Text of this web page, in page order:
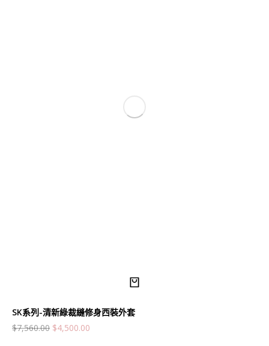
SK系列-清新綠裁縫修身西裝外套
$7,560.00 $4,500.00